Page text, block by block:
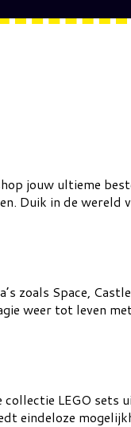
jouw ultieme
Duik in de wereld
zoals Space,
weer tot leven
LEGO sets
eindeloze